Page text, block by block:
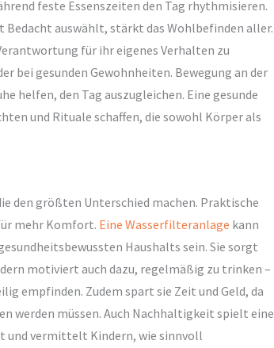
feste Essenszeiten den Tag rhythmisieren.
auswählt, stärkt das Wohlbefinden aller.
für ihr eigenes Verhalten zu
bei gesunden Gewohnheiten. Bewegung an der
helfen, den Tag auszugleichen. Eine gesunde
und Rituale schaffen, die sowohl Körper als
den größten Unterschied machen. Praktische
mehr Komfort. Eine Wasserfilteranlage kann
Haushalts sein. Sie sorgt
motiviert auch dazu, regelmäßig zu trinken –
empfinden. Zudem spart sie Zeit und Geld, da
werden müssen. Auch Nachhaltigkeit spielt eine
und vermittelt Kindern, wie sinnvoll